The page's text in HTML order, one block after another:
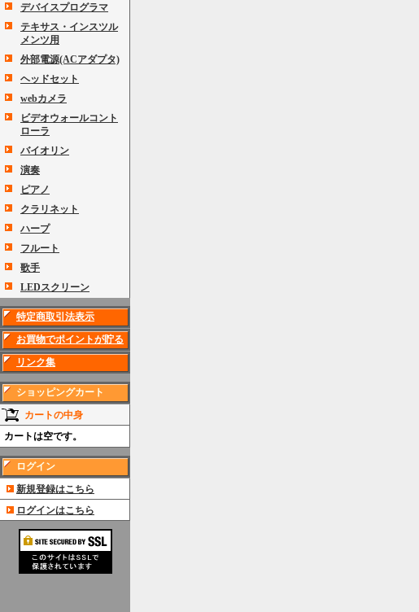
デバイスプログラマ
テキサス・インスツル
メンツ用
外部電源(ACアダプタ)
ヘッドセット
webカメラ
ビデオウォールコント
ローラ
バイオリン
演奏
ピアノ
クラリネット
ハープ
フルート
歌手
LEDスクリーン
特定商取引法表示
お買物でポイントが貯る
リンク集
ショッピングカート
カートの中身
カートは空です。
ログイン
新規登録はこちら
ログインはこちら